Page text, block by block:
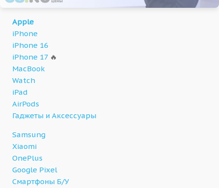
Apple
iPhone
iPhone 16
iPhone 17 🔥
MacBook
Watch
iPad
AirPods
Гаджеты и Аксессуары
Samsung
Xiaomi
OnePlus
Google Pixel
Смартфоны Б/У